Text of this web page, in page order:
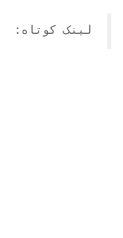
لینک کوتاه: